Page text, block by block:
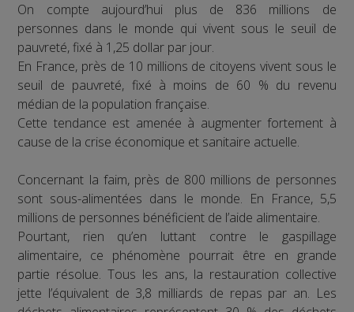
On compte aujourd’hui plus de 836 millions de
personnes dans le monde qui vivent sous le seuil de
pauvreté, fixé à 1,25 dollar par jour.
En France, près de 10 millions de citoyens vivent sous le
seuil de pauvreté, fixé à moins de 60 % du revenu
médian de la population française.
Cette tendance est amenée à augmenter fortement à
cause de la crise économique et sanitaire actuelle.
Concernant la faim, près de 800 millions de personnes
sont sous-alimentées dans le monde. En France, 5,5
millions de personnes bénéficient de l’aide alimentaire.
Pourtant, rien qu’en luttant contre le gaspillage
alimentaire, ce phénomène pourrait être en grande
partie résolue. Tous les ans, la restauration collective
jette l’équivalent de 3,8 milliards de repas par an. Les